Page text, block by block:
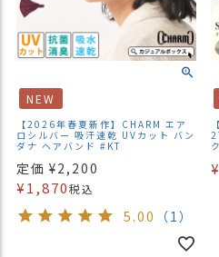
NEW
【2026年春夏新作】CHARM エア
ロシルバー 吸汗速乾 UVカット バン
ダナ ヘアバンド #KT
定価 ¥2,200
¥1,870税込
5.00 （1）
¥